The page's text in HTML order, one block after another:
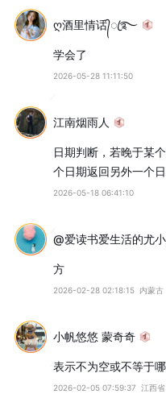
ღ酒里情话᭄ꦿ࿐
学会了
2026-05-28 11:11:50
江南烟雨人
日期判断，若晚于某
个日期返回另外一个
2026-05-18 06:41:10
@爱读书爱生活的尤
方
2026-02-28 02:18:15 内蒙古
小帆悠悠 蒙奇奇
表示不为空或不等于
2026-02-05 07:59:37 江西省